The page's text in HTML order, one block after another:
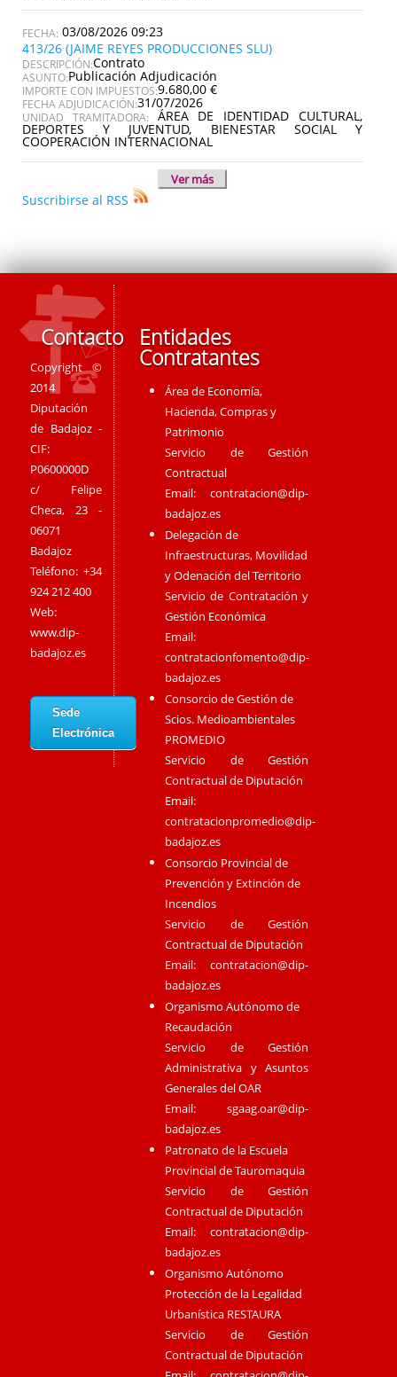
03/08/2026 09:23
413/26 (JAIME REYES PRODUCCIONES SLU)
DESCRIPCIÓN:Contrato
ASUNTO:Publicación Adjudicación
IMPORTE CON IMPUESTOS:9.680,00 €
FECHA ADJUDICACIÓN:31/07/2026
UNIDAD TRAMITADORA: ÁREA DE IDENTIDAD CULTURAL,
DEPORTES Y JUVENTUD, BIENESTAR SOCIAL Y
COOPERACIÓN INTERNACIONAL
Ver más
Suscribirse al RSS
Contacto
Copyright ©
2014
Diputación
de Badajoz -
CIF:
P0600000D
c/ Felipe
Checa, 23 -
06071
Badajoz
Teléfono: +34
924 212 400
Web:
www.dip-
badajoz.es
Sede
Electrónica
Entidades
Contratantes
Área de Economía,
Hacienda, Compras y
Patrimonio
Servicio de Gestión
Contractual
Email:contratacion@dip-
badajoz.es
Delegación de
Infraestructuras, Movilidad
y Odenación del Territorio
Servicio de Contratación y
Gestión Económica
Email:
contratacionfomento@dip-
badajoz.es
Consorcio de Gestión de
Scios. Medioambientales
PROMEDIO
Servicio de Gestión
Contractual de Diputación
Email:
contratacionpromedio@dip-
badajoz.es
Consorcio Provincial de
Prevención y Extinción de
Incendios
Servicio de Gestión
Contractual de Diputación
Email:contratacion@dip-
badajoz.es
Organismo Autónomo de
Recaudación
Servicio de Gestión
Administrativa y Asuntos
Generales del OAR
Email:sgaag.oar@dip-
badajoz.es
Patronato de la Escuela
Provincial de Tauromaquia
Servicio de Gestión
Contractual de Diputación
Email:contratacion@dip-
badajoz.es
Organismo Autónomo
Protección de la Legalidad
Urbanística RESTAURA
Servicio de Gestión
Contractual de Diputación